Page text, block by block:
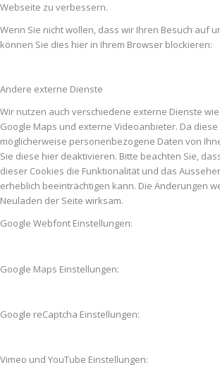
Webseite zu verbessern.
Wenn Sie nicht wollen, dass wir Ihren Besuch auf
können Sie dies hier in Ihrem Browser blockieren:
Andere externe Dienste
Wir nutzen auch verschiedene externe Dienste
Google Maps und externe Videoanbieter. Da
möglicherweise personenbezogene Daten von
Sie diese hier deaktivieren. Bitte beachten Sie,
dieser Cookies die Funktionalität und das
erheblich beeinträchtigen kann. Die Änderungen
Neuladen der Seite wirksam.
Google Webfont Einstellungen:
Google Maps Einstellungen:
Google reCaptcha Einstellungen:
Vimeo und YouTube Einstellungen: